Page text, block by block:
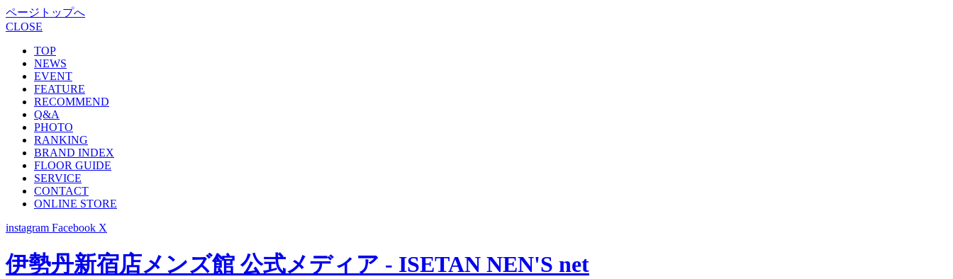
ページトップへ
CLOSE
TOP
NEWS
EVENT
FEATURE
RECOMMEND
Q&A
PHOTO
RANKING
BRAND INDEX
FLOOR GUIDE
SERVICE
CONTACT
ONLINE STORE
instagram Facebook X
伊勢丹新宿店メンズ館 公式メディア - ISETAN NEN'S net